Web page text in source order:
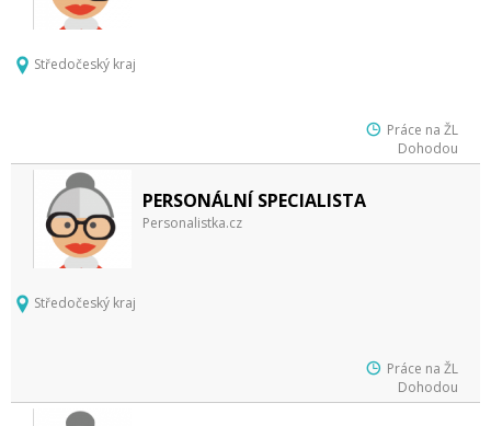
Středočeský kraj
Práce na ŽL
Dohodou
PERSONÁLNÍ SPECIALISTA
Personalistka.cz
Středočeský kraj
Práce na ŽL
Dohodou